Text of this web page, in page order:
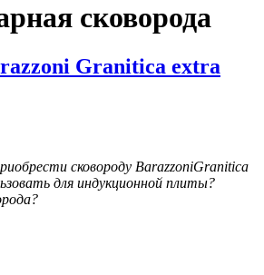
сковорода
Granitica extra
сковороду BarazzoniGranitica
для индукционной плиты?